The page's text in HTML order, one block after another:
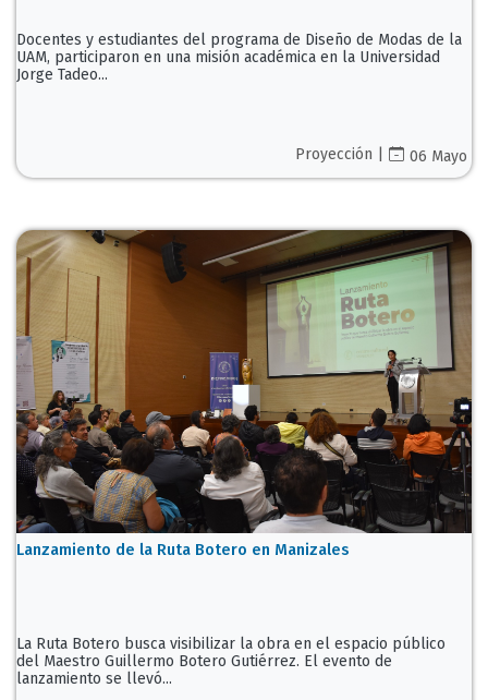
Docentes y estudiantes del programa de Diseño de Modas de la
UAM, participaron en una misión académica en la Universidad
Jorge Tadeo...
Proyección | 06 Mayo
Lanzamiento de la Ruta Botero en Manizales
La Ruta Botero busca visibilizar la obra en el espacio público
del Maestro Guillermo Botero Gutiérrez. El evento de
lanzamiento se llevó...